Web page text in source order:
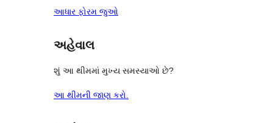
આધાર ફોરમ જુઓ
અહેવાલ
શું આ થીમમાં મુખ્ય સમસ્યાઓ છે?
આ થીમની જાણ કરો.